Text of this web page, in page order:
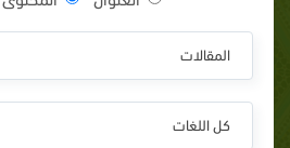
المقالات
كل اللغات